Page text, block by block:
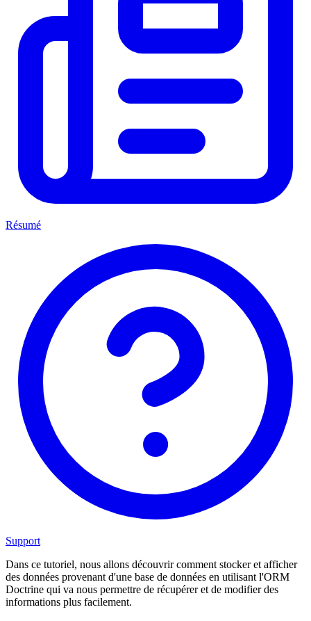
Résumé
Support
Dans ce tutoriel, nous allons découvrir comment stocker et afficher
des données provenant d'une base de données en utilisant l'ORM
Doctrine qui va nous permettre de récupérer et de modifier des
informations plus facilement.